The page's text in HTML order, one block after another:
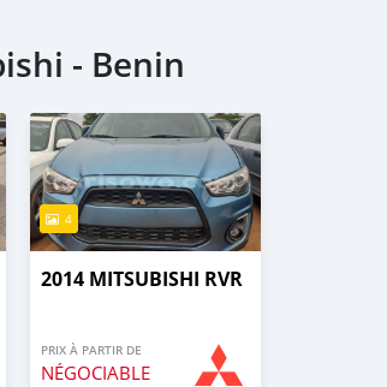
- Benin
4
2014 MITSUBISHI RVR
PRIX À PARTIR DE
NÉGOCIABLE